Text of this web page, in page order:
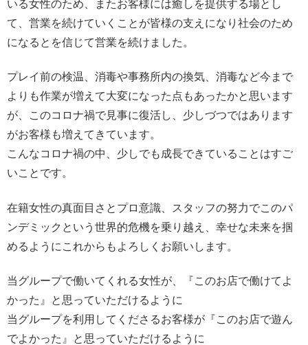
いる女性のため、またお客様には癒しを提供する場とし
て、営業を続けていくことが皆様の支えになり社会のため
になるとを信じて営業を続けました。
プレイ前の検温、消毒や事務所内の換気、消毒など今まで
よりも作業が増えて大変になった点もあったかと思います
が、このコロナ禍で見事に復活し、少しづつではあります
がお客様も増えてきています。
こんなコロナ禍の中、少しでも成長できていることはすご
いことです。
在籍女性の真面目さとプロ意識、スタッフの努力でこのパ
ンデミックという世界的危機を乗り越え、幸せな未来を掴
めるようにこれからもよろしくお願いします。
当グループで働いてくれる女性が、『このお店で働けてよ
かった』と思っていただけるように
当グループを利用してくださるお客様が『このお店で遊ん
でよかった』と思っていただけるように